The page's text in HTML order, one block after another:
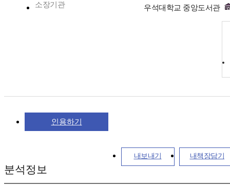
소장기관 우석대학교 중앙도서관
인용하기
내보내기 내책장담기
분석정보